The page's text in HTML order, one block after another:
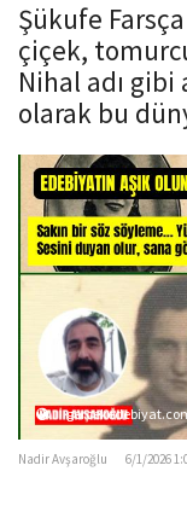
a
t
i
o
n
Şükufe
çiçek,
Nihal adı
olarak bu
Nadir Avşaroğlu 6/1/2026